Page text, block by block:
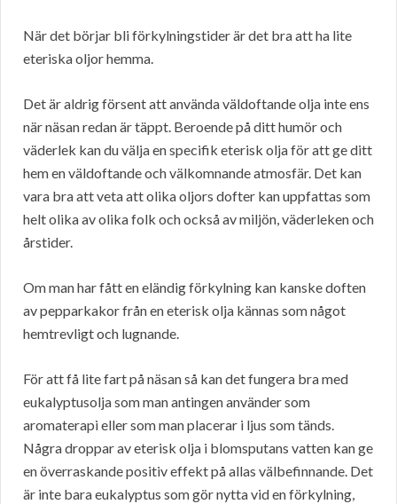
När det börjar bli förkylningstider är det bra att ha lite
eteriska oljor hemma.
Det är aldrig försent att använda väldoftande olja inte ens
när näsan redan är täppt. Beroende på ditt humör och
väderlek kan du välja en specifik eterisk olja för att ge ditt
hem en väldoftande och välkomnande atmosfär. Det kan
vara bra att veta att olika oljors dofter kan uppfattas som
helt olika av olika folk och också av miljön, väderleken och
årstider.
Om man har fått en eländig förkylning kan kanske doften
av pepparkakor från en eterisk olja kännas som något
hemtrevligt och lugnande.
För att få lite fart på näsan så kan det fungera bra med
eukalyptusolja som man antingen använder som
aromaterapi eller som man placerar i ljus som tänds.
Några droppar av eterisk olja i blomsputans vatten kan ge
en överraskande positiv effekt på allas välbefinnande. Det
är inte bara eukalyptus som gör nytta vid en förkylning,